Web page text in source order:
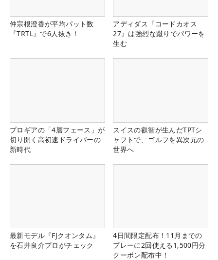
仲宗根澄香が平均パット数
『TRTL』で6人抜き！
アディダス『コードカオス
27』は強烈な蹴りでパワーを
生む
プロギアの「4層フェース」が
切り開く高初速ドライバーの
新時代
スイスの叡智が生んだTPTシ
ャフトで、ゴルフを異次元の
世界へ
最新モデル『FJクオンタム』
を石井良介プロがチェック
4日間限定配布！11月までの
プレーに2回使える1,500円分
クーポン配布中！